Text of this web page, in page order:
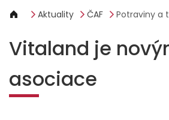
Aktuality ČAF Potraviny a
Vitaland je
asociace